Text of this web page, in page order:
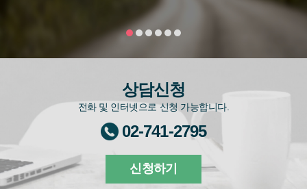
상담신청
전화 및 인터넷으로 신청 가능합니다.
02-741-2795
신청하기